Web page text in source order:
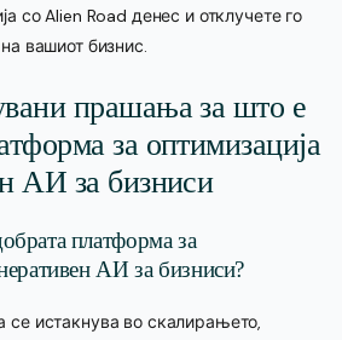
со Alien Road денес и отклучете го
вашиот бизнис.
прашања за што е
за оптимизација
АИ за бизниси
платформа за
АИ за бизниси?
се истакнува во скалирањето,